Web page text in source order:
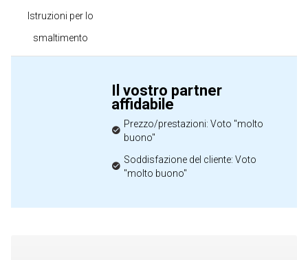
Istruzioni per lo
smaltimento
Il vostro partner
affidabile
Prezzo/prestazioni: Voto "molto
buono"
Soddisfazione del cliente: Voto
"molto buono"